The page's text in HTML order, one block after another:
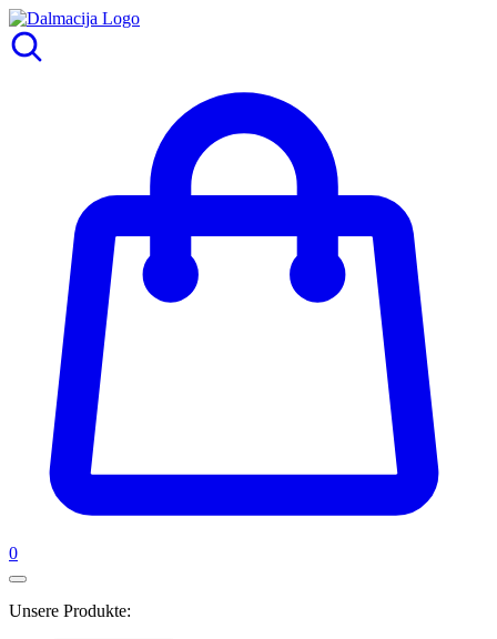
0
Unsere Produkte: